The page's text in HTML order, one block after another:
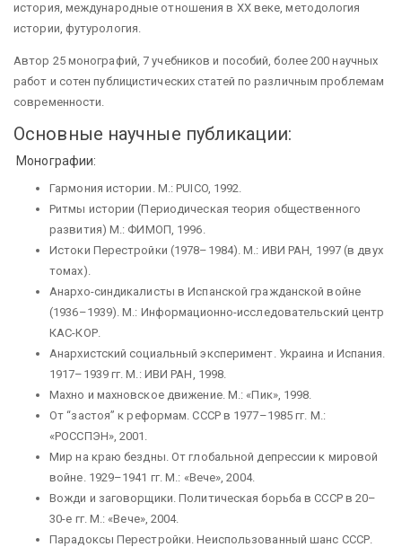
история, международные отношения в ХХ веке, методология
истории, футурология.
Автор 25 монографий, 7 учебников и пособий, более 200 научных
работ и сотен публицистических статей по различным проблемам
современности.
Основные научные публикации:
Монографии:
Гармония истории. М.: PUICO, 1992.
Ритмы истории (Периодическая теория общественного
развития) М.: ФИМОП, 1996.
Истоки Перестройки (1978–1984). М.: ИВИ РАН, 1997 (в двух
томах).
Анархо-синдикалисты в Испанской гражданской войне
(1936–1939). М.: Информационно-исследовательский центр
КАС-КОР.
Анархистский социальный эксперимент. Украина и Испания.
1917–1939 гг. М.: ИВИ РАН, 1998.
Махно и махновское движение. М.: «Пик», 1998.
От “застоя” к реформам. СССР в 1977–1985 гг. М.:
«РОССПЭН», 2001.
Мир на краю бездны. От глобальной депрессии к мировой
войне. 1929–1941 гг. М.: «Вече», 2004.
Вожди и заговорщики. Политическая борьба в СССР в 20–
30-е гг. М.: «Вече», 2004.
Парадоксы Перестройки. Неиспользованный шанс СССР.